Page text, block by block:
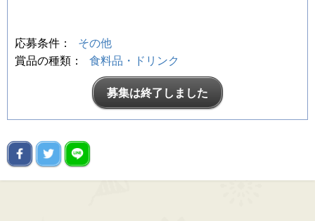
応募条件：
その他
賞品の種類：
食料品・ドリンク
募集は終了しました